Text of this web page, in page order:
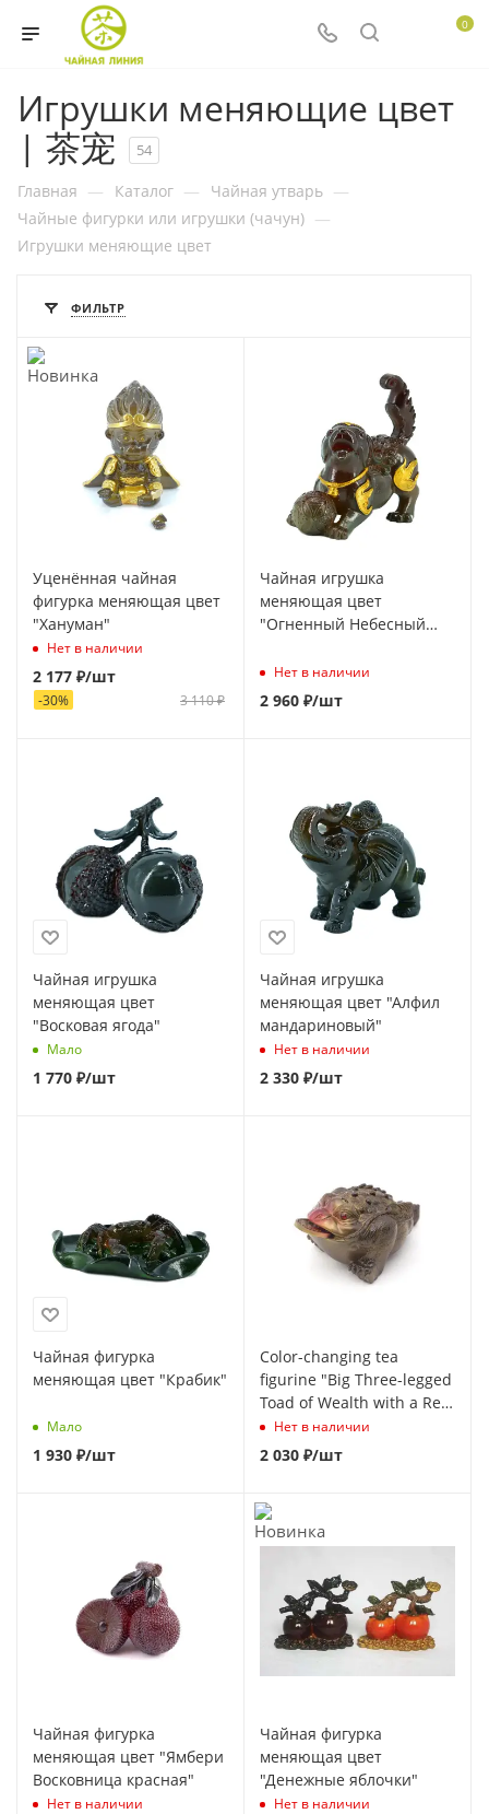
0
Игрушки меняющие цвет
| 茶宠
54
Главная — Каталог — Чайная утварь —
Чайные фигурки или игрушки (чачун) —
Игрушки меняющие цвет
ФИЛЬТР
Уценённая чайная
фигурка меняющая цвет
"Хануман"
Нет в наличии
2 177 ₽/шт
3 110₽
-30%
Чайная игрушка
меняющая цвет
"Огненный Небесный
Нет в наличии
2 960 ₽/шт
Чайная игрушка
меняющая цвет
"Восковая ягода"
Мало
1 770 ₽/шт
Чайная игрушка
меняющая цвет "Алфил
мандариновый"
Нет в наличии
2 330 ₽/шт
Чайная фигурка
меняющая цвет "Крабик"
Мало
1 930 ₽/шт
Color-changing tea
figurine "Big Three-legged
Toad of Wealth with a Red
Nose"
Нет в наличии
2 030 ₽/шт
Чайная фигурка
меняющая цвет "Ямбери
Восковница красная"
Нет в наличии
Чайная фигурка
меняющая цвет
"Денежные яблочки"
Нет в наличии